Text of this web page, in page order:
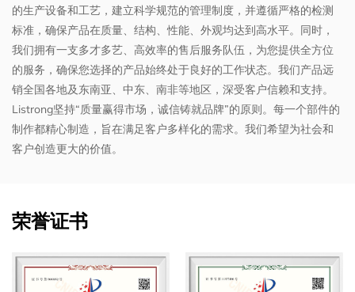
的生产设备和工艺，建立科学规范的管理制度，并遵循严格的检测
标准，确保产品在质量、结构、性能、外观均达到高水平。同时，
我们拥有一支多才多艺、高效率的售后服务队伍，为您提供全方位
的服务，确保您选择的产品始终处于良好的工作状态。我们产品远
销全国各地及东南亚、中东、南非等地区，深受客户信赖和支持。
Listrong坚持“质量赢得市场，诚信铸就品牌”的原则。每一个部件的
制作都精心制造，旨在满足客户多样化的需求。我们希望为社会和
客户创造更大的价值。
荣誉证书